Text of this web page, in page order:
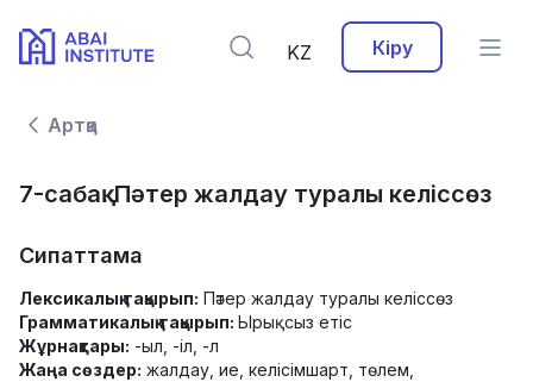
KZ Кіру
Артқа
7-сабақ. Пәтер жалдау туралы келіссөз
Сипаттама
Лексикалық тақырып: Пәтер жалдау туралы келіссөз
Грамматикалық тақырып: Ырықсыз етіс
Жұрнақтары: -ыл, -іл, -л
Жаңа сөздер: жалдау, ие, келісімшарт, төлем,